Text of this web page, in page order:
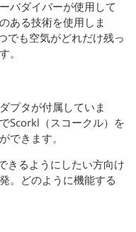
バダイバーが使用して
ある技術を使用しま
でも空気がどれだけ残っ
。
プタが付属していま
Scorkl（スコークル）を
できます。
きるようにしたい方向け
。どのように機能する